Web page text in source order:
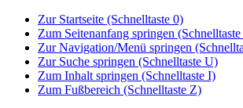
Zur Startseite (Schnelltaste 0)
Zum Seitenanfang springen
Zur Navigation/Menü springen
Zur Suche springen (Schnelltaste U)
Zum Inhalt springen (Schnelltaste I)
Zum Fußbereich (Schnelltaste Z)